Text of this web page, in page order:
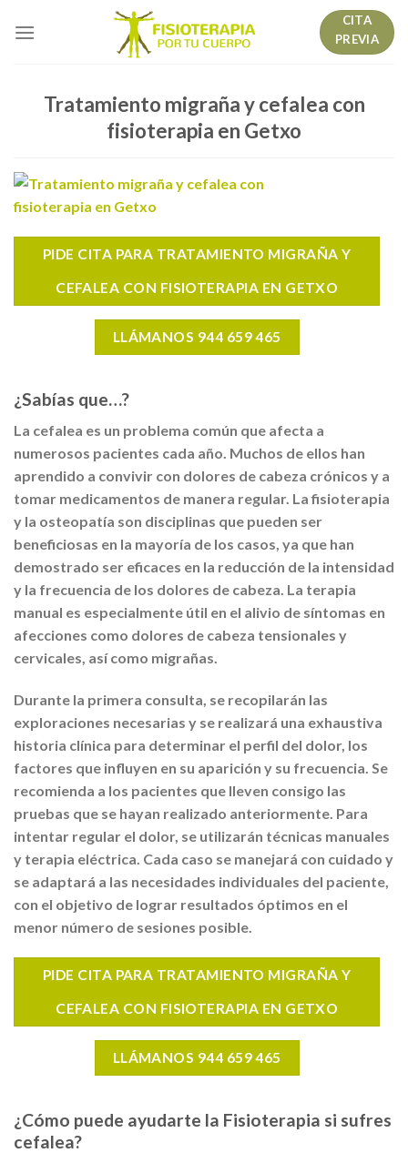
CITA
PREVIA
Tratamiento migraña y cefalea con
fisioterapia en Getxo
PIDE CITA PARA TRATAMIENTO MIGRAÑA Y
CEFALEA CON FISIOTERAPIA EN GETXO
LLÁMANOS 944 659 465
¿Sabías que…?
La cefalea es un problema común que afecta a
numerosos pacientes cada año. Muchos de ellos han
aprendido a convivir con dolores de cabeza crónicos y a
tomar medicamentos de manera regular. La fisioterapia
y la osteopatía son disciplinas que pueden ser
beneficiosas en la mayoría de los casos, ya que han
demostrado ser eficaces en la reducción de la intensidad
y la frecuencia de los dolores de cabeza. La terapia
manual es especialmente útil en el alivio de síntomas en
afecciones como dolores de cabeza tensionales y
cervicales, así como migrañas.
Durante la primera consulta, se recopilarán las
exploraciones necesarias y se realizará una exhaustiva
historia clínica para determinar el perfil del dolor, los
factores que influyen en su aparición y su frecuencia. Se
recomienda a los pacientes que lleven consigo las
pruebas que se hayan realizado anteriormente. Para
intentar regular el dolor, se utilizarán técnicas manuales
y terapia eléctrica. Cada caso se manejará con cuidado y
se adaptará a las necesidades individuales del paciente,
con el objetivo de lograr resultados óptimos en el
menor número de sesiones posible.
PIDE CITA PARA TRATAMIENTO MIGRAÑA Y
CEFALEA CON FISIOTERAPIA EN GETXO
LLÁMANOS 944 659 465
¿Cómo puede ayudarte la Fisioterapia si sufres
cefalea?